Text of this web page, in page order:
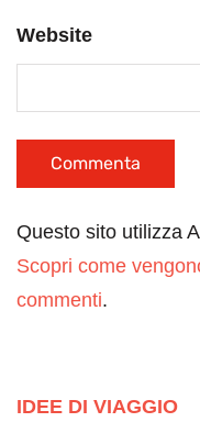
Website
Questo sito utilizza
Scopri come
commenti.
IDEE DI VIAGGIO